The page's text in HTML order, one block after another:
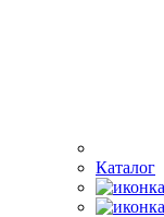
Каталог